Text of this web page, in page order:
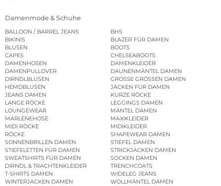
Damenmode & Schuhe
BALLOON / BARREL JEANS
BHS
BIKINIS
BLAZER FÜR DAMEN
BLUSEN
BOOTS
CAPES
CHELSEABOOTS
DAMENHOSEN
DAMENKLEIDER
DAMENPULLOVER
DAUNENMÄNTEL DAMEN
DIRNDLBLUSEN
GROSSE GRÖSSEN DAMEN
HEMDBLUSEN
JACKEN FÜR DAMEN
JEANS DAMEN
KURZE RÖCKE
LANGE RÖCKE
LEGGINGS DAMEN
LOUNGEWEAR
MÄNTEL DAMEN
MARLENEHOSE
MAXIKLEIDER
MIDI RÖCKE
MIDIKLEIDER
RÖCKE
SHAPEWEAR DAMEN
SONNENBRILLEN DAMEN
STIEFEL DAMEN
STIEFELETTEN FÜR DAMEN
STRICKJACKEN DAMEN
SWEATSHIRTS FÜR DAMEN
SOCKEN DAMEN
DIRNDL & TRACHTENKLEIDER
TRENCHCOATS
T-SHIRTS DAMEN
WIDELEG JEANS
WINTERJACKEN DAMEN
WOLLMÄNTEL DAMEN